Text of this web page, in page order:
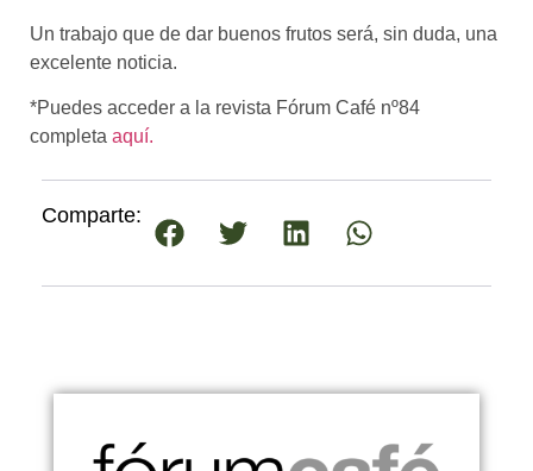
Un trabajo que de dar buenos frutos será, sin duda, una
excelente noticia.
*Puedes acceder a la revista Fórum Café nº84
completa aquí.
Comparte: